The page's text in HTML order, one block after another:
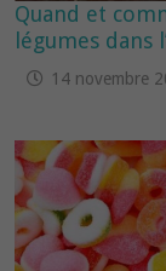
Quand et
légumes dans
14 novembre